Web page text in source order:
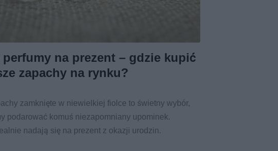
perfumy na prezent – gdzie kupić
zapachy na rynku?
zamknięte w niewielkiej fiolce to świetny wybór,
podarować komuś niezapomniany upominek.
nadają się na prezent z okazji urodzin.